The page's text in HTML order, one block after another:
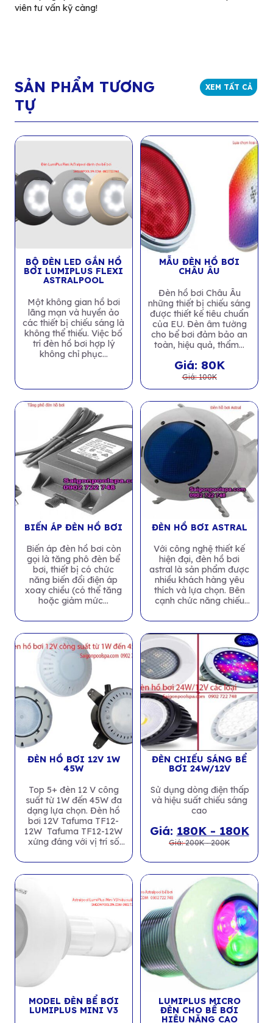
viên tư vấn kỹ càng!
SẢN PHẨM TƯƠNG
TỰ
XEM TẤT CẢ
BỘ ĐÈN LED GẮN HỒ
BƠI LUMIPLUS FLEXI
ASTRALPOOL
Một không gian hồ bơi
lãng mạn và huyền ảo
các thiết bị chiếu sáng là
không thể thiếu. Việc bố
trí đèn hồ bơi hợp lý
không chỉ phục...
MẪU ĐÈN HỒ BƠI
CHÂU ÂU
Đèn hồ bơi Châu Âu
những thiết bị chiếu sáng
được thiết kế tiêu chuẩn
của EU. Đèn âm tường
cho bể bơi đảm bảo an
toàn, hiệu quả, thẩm...
Giá: 80K
Giá: 100K
BIẾN ÁP ĐÈN HỒ BƠI
Biến áp đèn hồ bơi còn
gọi là tăng phô đèn bể
bơi, thiết bị có chức
năng biến đổi điện áp
xoay chiều (có thể tăng
hoặc giảm mức...
ĐÈN HỒ BƠI ASTRAL
Với công nghệ thiết kế
hiện đại, đèn hồ bơi
astral là sản phẩm được
nhiều khách hàng yêu
thích và lựa chọn. Bên
cạnh chức năng chiếu
ĐÈN HỒ BƠI 12V 1W
45W
Top 5+ đèn 12 V công
suất từ 1W đến 45W đa
dạng lựa chọn. Đèn hồ
bơi 12V Tafuma TF12-
12W Tafuma TF12-12W
xứng đáng với vị trí số
ĐÈN CHIẾU SÁNG BỂ
BƠI 24W/12V
Sử dụng dòng điện thấp
và hiệu suất chiếu sáng
cao
Giá: 180K - 180K
Giá:200K - 200K
MODEL ĐÈN BỂ BƠI
LUMIPLUS MINI V3
LUMIPLUS MICRO
ĐÈN CHO BỂ BƠI
HIỆU NĂNG CAO